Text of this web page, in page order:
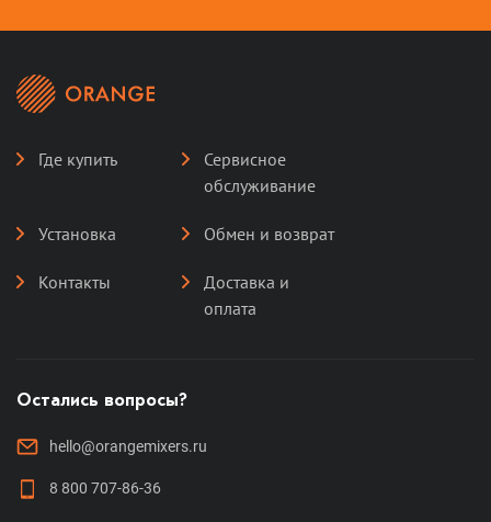
Где купить
Сервисное
обслуживание
Установка Обмен и возврат
Контакты
Доставка и
оплата
Остались вопросы?
hello@orangemixers.ru
8 800 707-86-36